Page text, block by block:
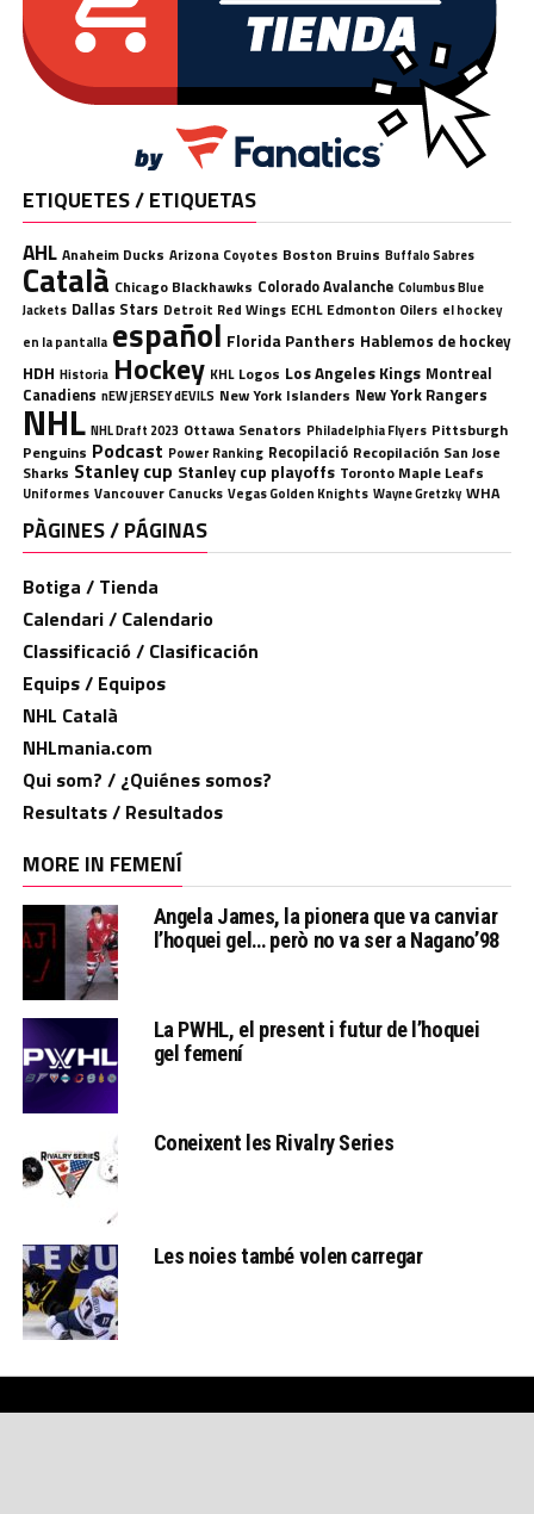
ETIQUETES / ETIQUETAS
AHL Anaheim Ducks Arizona Coyotes Boston Bruins Buffalo Sabres
Català Chicago Blackhawks Colorado Avalanche Columbus Blue
Jackets Dallas Stars Detroit Red Wings ECHL Edmonton Oilers el hockey
en la pantalla español Florida Panthers Hablemos de hockey
HDH Historia Hockey KHL Logos Los Angeles Kings Montreal
Canadiens nEW jERSEY dEVILS New York Islanders New York Rangers
NHL NHL Draft 2023 Ottawa Senators Philadelphia Flyers Pittsburgh
Penguins Podcast Power Ranking Recopilació Recopilación San Jose
Sharks Stanley cup Stanley cup playoffs Toronto Maple Leafs
Uniformes Vancouver Canucks Vegas Golden Knights Wayne Gretzky WHA
PÀGINES / PÁGINAS
Botiga / Tienda
Calendari / Calendario
Classificació / Clasificación
Equips / Equipos
NHL Català
NHLmania.com
Qui som? / ¿Quiénes somos?
Resultats / Resultados
MORE IN FEMENÍ
Angela James, la pionera que va canviar
l’hoquei gel… però no va ser a Nagano’98
La PWHL, el present i futur de l’hoquei
gel femení
Coneixent les Rivalry Series
Les noies també volen carregar